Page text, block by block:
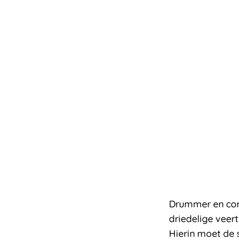
Drummer en
driedelige
Hierin moet de